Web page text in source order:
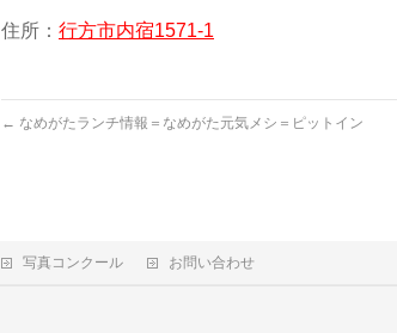
住所： 行方市内宿1571-1
← なめがたランチ情報＝なめがた元気メシ＝ピットイン
写真コンクール お問い合わせ